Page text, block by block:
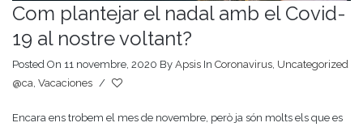
Com plantejar el nadal amb el Covid-
19 al nostre voltant?
Posted On 11 novembre, 2020 By Apsis In Coronavirus Uncategorized
@ca Vacaciones /
Encara ens trobem el mes de novembre, però ja són molts els que es